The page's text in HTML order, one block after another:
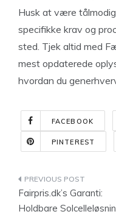
Husk at være
specifikke krav og
sted. Tjek altid med
mest opdaterede
hvordan du
FACEBOOK
PINTEREST
Fairpris.dk’s Garanti:
Holdbare